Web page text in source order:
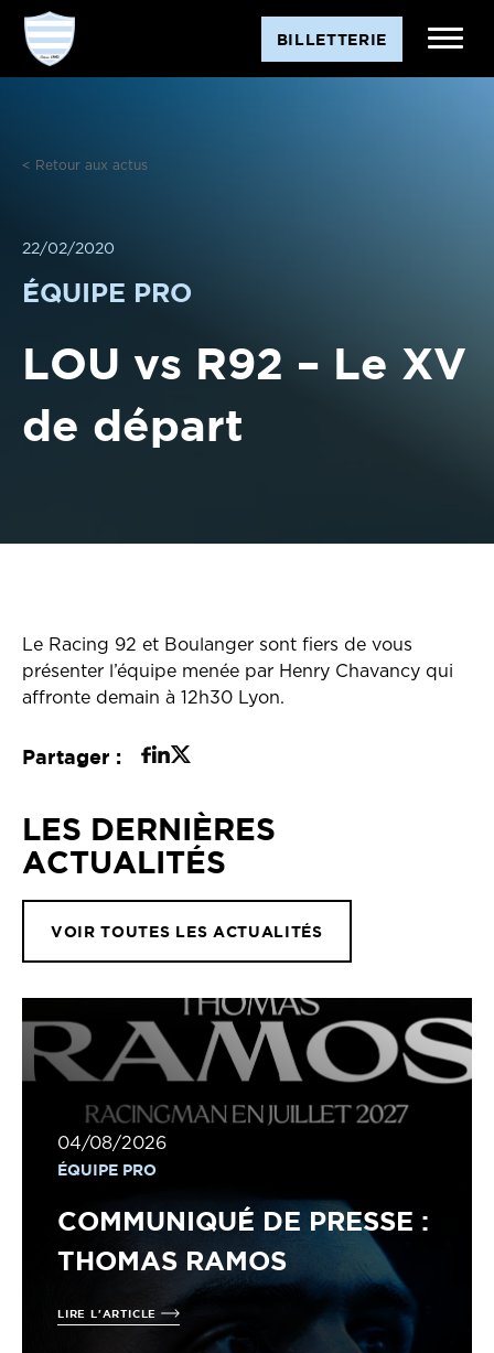
Aller
contenu
BILLETTERIE
< Retour aux actus
22/02/2020
ÉQUIPE PRO
LOU vs R92 – Le XV
de départ
Le Racing 92 et Boulanger sont fiers de vous
présenter l’équipe menée par Henry Chavancy qui
affronte demain à 12h30 Lyon.
Partager :
LES DERNIÈRES
ACTUALITÉS
VOIR TOUTES LES ACTUALITÉS
04/08/2026
ÉQUIPE PRO
COMMUNIQUÉ DE PRESSE :
THOMAS RAMOS
LIRE L'ARTICLE